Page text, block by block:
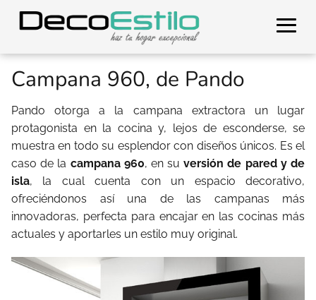
Campana 960, de Pando
Pando otorga a la campana extractora un lugar
protagonista en la cocina y, lejos de esconderse, se
muestra en todo su esplendor con diseños únicos. Es el
caso de la campana 960, en suversión de pared y de
isla, la cual cuenta con un espacio decorativo,
ofreciéndonos así una de las campanas más
innovadoras, perfecta para encajar en las cocinas más
actuales y aportarles un estilo muy original.